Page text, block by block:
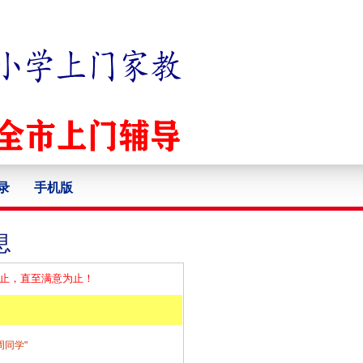
手机版
，直至满意为止！
同学"